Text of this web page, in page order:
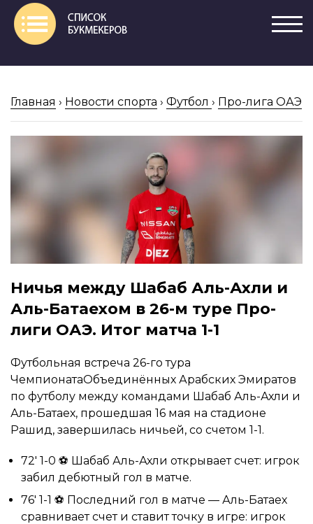
Главная › Новости спорта › Футбол › Про-лига ОАЭ
Ничья между Шабаб Аль-Ахли и
Аль-Батаехом в 26-м туре Про-
лиги ОАЭ. Итог матча 1-1
Футбольная встреча 26-го тура
ЧемпионатаОбъединённых Арабских Эмиратов
по футболу между командами Шабаб Аль-Ахли и
Аль-Батаех, прошедшая 16 мая на стадионе
Рашид, завершилась ничьей, со счетом 1-1.
72′ 1-0 ⚽ Шабаб Аль-Ахли открывает счет: игрок
забил дебютный гол в матче.
76′ 1-1 ⚽ Последний гол в матче — Аль-Батаех
сравнивает счет и ставит точку в игре: игрок